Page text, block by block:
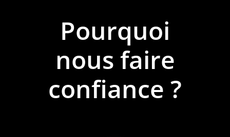
Pourquoi
nous faire
confiance ?